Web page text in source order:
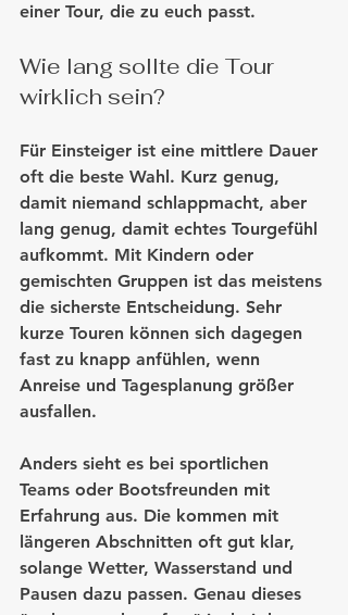
einer Tour, die zu euch passt.
Wie lang sollte die Tour
wirklich sein?
Für Einsteiger ist eine mittlere Dauer
oft die beste Wahl. Kurz genug,
damit niemand schlappmacht, aber
lang genug, damit echtes Tourgefühl
aufkommt. Mit Kindern oder
gemischten Gruppen ist das meistens
die sicherste Entscheidung. Sehr
kurze Touren können sich dagegen
fast zu knapp anfühlen, wenn
Anreise und Tagesplanung größer
ausfallen.
Anders sieht es bei sportlichen
Teams oder Bootsfreunden mit
Erfahrung aus. Die kommen mit
längeren Abschnitten oft gut klar,
solange Wetter, Wasserstand und
Pausen dazu passen. Genau dieses